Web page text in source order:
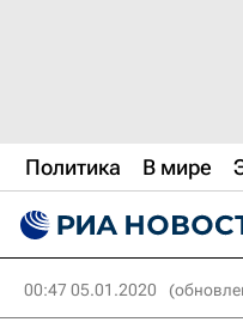
Политика В мире
00:47 05.01.2020